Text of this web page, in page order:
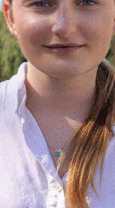
Gianni,
processo, lo
Cronaca 3
Scomparso
Fiorentino
Levane nel